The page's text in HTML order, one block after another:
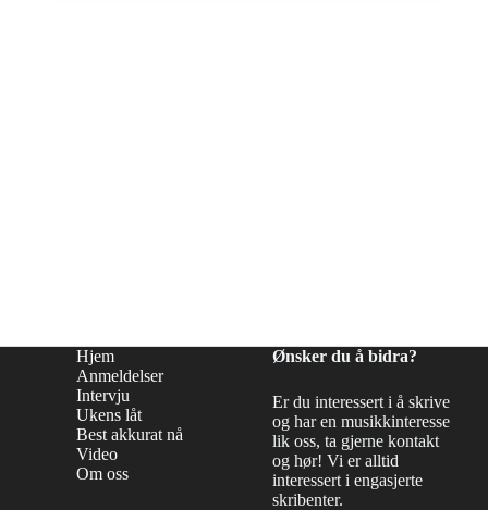
Hjem
Anmeldelser
Intervju
Ukens låt
Best akkurat nå
Video
Om oss
Ønsker du å bidra?
Er du interessert i å skrive
og har en musikkinteresse
lik oss, ta gjerne kontakt
og hør! Vi er alltid
interessert i engasjerte
skribenter.